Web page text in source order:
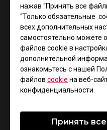
нажав “Принять все
“Только обязательные
всех дополнительных
самостоятельно можете
файлов cookie в
дополнительной
ознакомьтесь с нашей
файлов cookie на веб-
конфиденциальности.
Принять
плавность
контроль отдачи в
более четко видеть
прицела.
Zowie XL2746S имеет
обновления 240Гц,
задержку отклика.
плавной игрой в